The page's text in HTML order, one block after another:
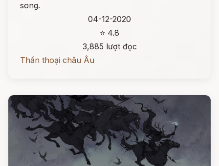
song.
04-12-2020
⭐ 4.8
3,885 lượt đọc
Thần thoại châu Âu